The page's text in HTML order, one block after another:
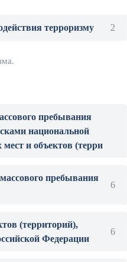
терроризму 2
пребывания
национальной
и объектов (терри
пребывания
6
(территорий),
Федерации
6